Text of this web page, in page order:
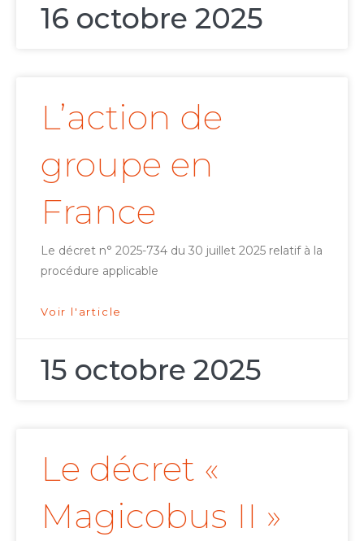
16 octobre 2025
L’action de
groupe en
France
Le décret n° 2025-734 du 30 juillet 2025 relatif à la
procédure applicable
Voir l'article
15 octobre 2025
Le décret «
Magicobus II »